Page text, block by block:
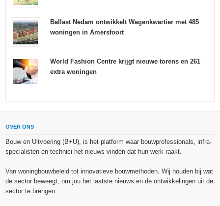
Ballast Nedam ontwikkelt Wagenkwartier met 485
woningen in Amersfoort
World Fashion Centre krijgt nieuwe torens en 261
extra woningen
OVER ONS
Bouw en Uitvoering (B+U), is het platform waar bouwprofessionals, infra-
specialisten en technici het nieuws vinden dat hun werk raakt.
Van woningbouwbeleid tot innovatieve bouwmethoden. Wij houden bij wat
de sector beweegt, om jou het laatste nieuws en de ontwikkelingen uit de
sector te brengen.